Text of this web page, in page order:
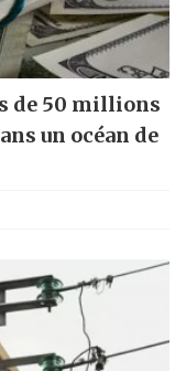
de 50 millions
un océan de